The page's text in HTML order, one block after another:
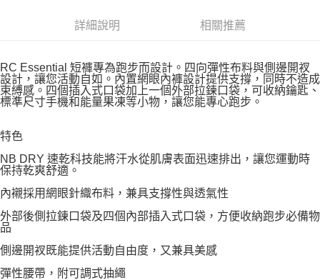
詳細說明 相關推薦
RC Essential 短褲專為跑步而設計。四向彈性布料與側邊開衩
設計，讓您活動自如。內置網眼內褲設計提供支撐，同時不造成
束縛感。四個插入式口袋加上一個外部拉鍊口袋，可收納鑰匙、
標準尺寸手機和能量果凍等小物，讓您能專心跑步。
特色
NB DRY 速乾科技能將汗水從肌膚表面迅速排出，讓您運動時
保持乾爽舒適。
內襯採用網眼針織布料，兼具支撐性與透氣性
外部後側拉鍊口袋及四個內部插入式口袋，方便收納跑步必備物
品
側邊開衩既能提供活動自由度，又兼具美感
彈性腰帶，附可調式抽繩